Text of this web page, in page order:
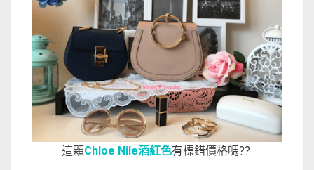
這顆Chloe Nile酒紅色有標錯價格嗎??